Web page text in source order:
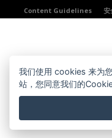
Content Guidelines
安
我们使用 cookies 来为
站，您同意我们的